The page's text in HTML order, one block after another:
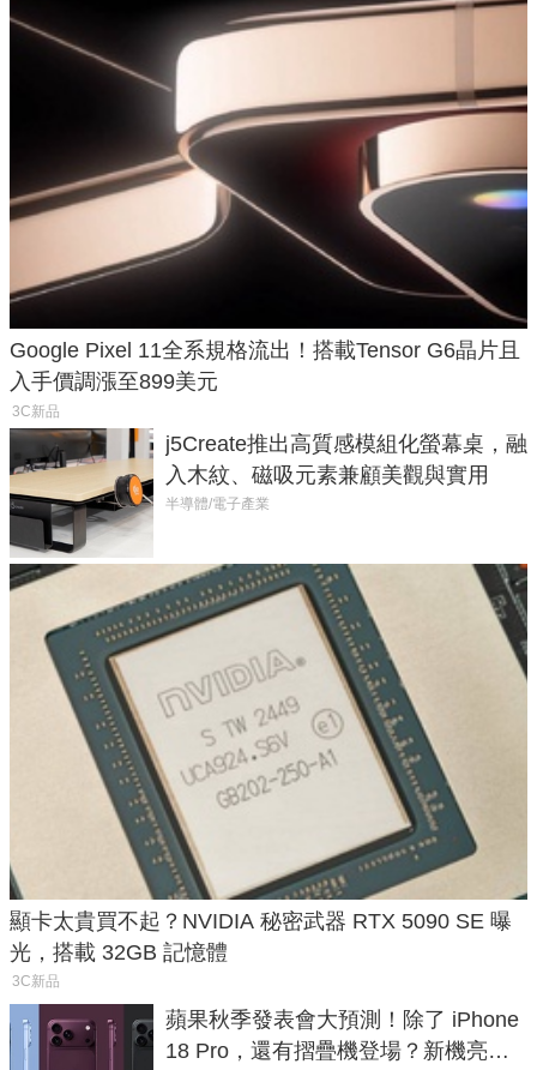
Google Pixel 11全系規格流出！搭載Tensor G6晶片且
入手價調漲至899美元
3C新品
j5Create推出高質感模組化螢幕桌，融
入木紋、磁吸元素兼顧美觀與實用
半導體/電子產業
顯卡太貴買不起？NVIDIA 秘密武器 RTX 5090 SE 曝
光，搭載 32GB 記憶體
3C新品
蘋果秋季發表會大預測！除了 iPhone
18 Pro，還有摺疊機登場？新機亮點